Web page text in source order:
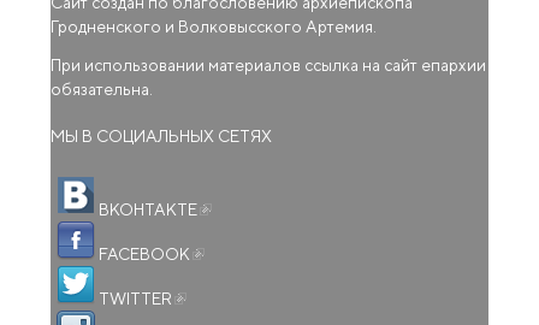
Гродненского и Волковысского Артемия.
При использовании материалов ссылка на сайт епархии
обязательна.
МЫ В СОЦИАЛЬНЫХ СЕТЯХ
ВКОНТАКТЕ
FACEBOOK
TWITTER